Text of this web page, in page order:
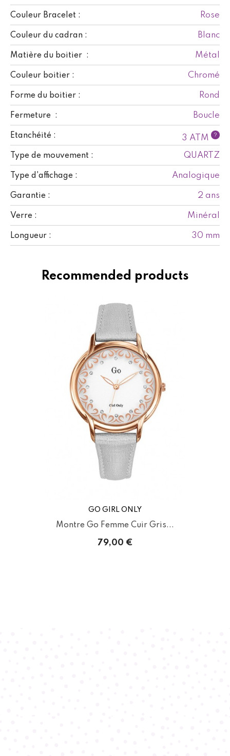
Couleur Bracelet : Rose
Couleur du cadran : Blanc
Matière du boitier : Métal
Couleur boitier : Chromé
Forme du boitier : Rond
Fermeture : Boucle
Etanchéité : 3 ATM ?
Type de mouvement : QUARTZ
Type d'affichage : Analogique
Garantie : 2 ans
Verre : Minéral
Longueur : 30 mm
Recommended products
GO GIRL ONLY
Montre Go Femme Cuir Gris...
79,00 €